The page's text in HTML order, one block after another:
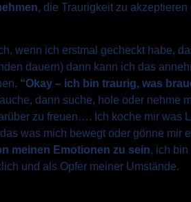
, die Traurigkeit zu
wenn ich erstmal gecheckt habe,
dauern) dann kann ich das
“Okay – ich bin traurig, was
dann suche, hole oder nehme
zu freuen…. Ich koche mir was
was mich bewegt oder gönne mir
meinen Emotionen zu sein, ich
und als Opfer meiner Umstände.